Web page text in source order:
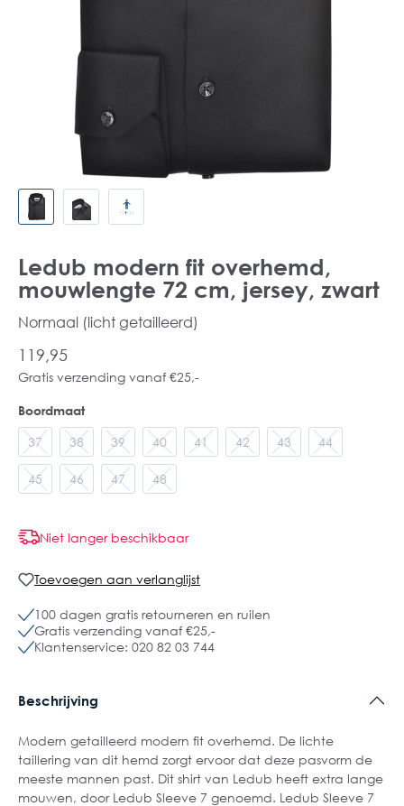
Ledub modern fit overhemd,
mouwlengte 72 cm, jersey, zwart
Normaal (licht getailleerd)
119,95
Gratis verzending vanaf €25,-
Boordmaat
37 38 39 40 41 42 43 44
45 46 47 48
Niet langer beschikbaar
Toevoegen aan verlanglijst
100 dagen gratis retourneren en ruilen
Gratis verzending vanaf €25,-
Klantenservice: 020 82 03 744
Beschrijving
Modern getailleerd modern fit overhemd. De lichte
taillering van dit hemd zorgt ervoor dat deze pasvorm de
meeste mannen past. Dit shirt van Ledub heeft extra lange
mouwen, door Ledub Sleeve 7 genoemd. Ledub Sleeve 7